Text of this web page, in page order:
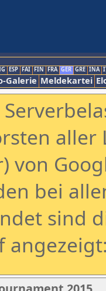
ESP FAI FIN FRA GER GRE INA
Galerie Meldekartei
aller
von
bei
sind